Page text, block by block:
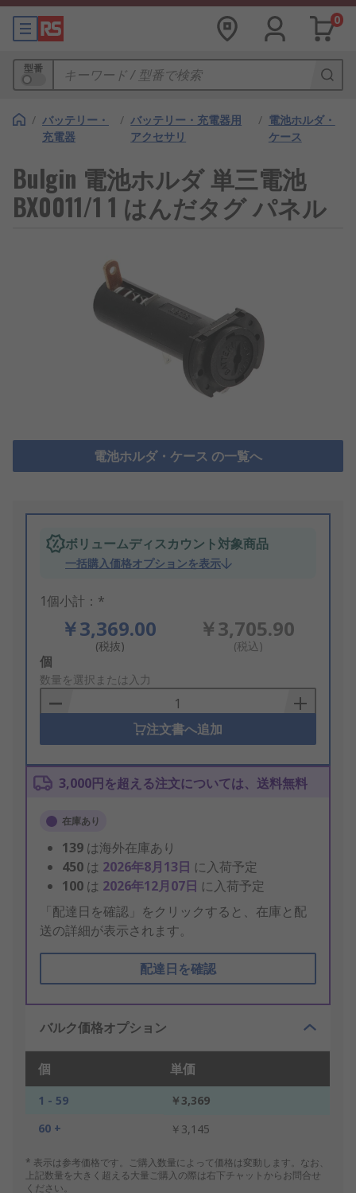
0
型番
/ バッテリー・
充電器
/ バッテリー・充電器用
アクセサリ
/ 電池ホルダ・
ケース
Bulgin 電池ホルダ 単三電池
BX0011/1 1 はんだタグ パネル
電池ホルダ・ケース の一覧へ
ボリュームディスカウント対象商品
一括購入価格オプションを表示
1個小計：*
￥3,369.00
(税抜)
￥3,705.90
(税込)
Add
to
Basket
個
数量を選択または入力
注文書へ追加
3,000円を超える注文については、送料無料
在庫あり
139 は海外在庫あり
450 は 2026年8月13日 に入荷予定
100 は 2026年12月07日 に入荷予定
「配達日を確認」をクリックすると、在庫と配
送の詳細が表示されます。
配達日を確認
バルク価格オプション
個 単価
1 - 59
￥3,369
60 +
￥3,145
* 表示は参考価格です。ご購入数量によって価格は変動します。なお、
上記数量を大きく超える大量ご購入の際は右下チャットからお問合せ
ください。